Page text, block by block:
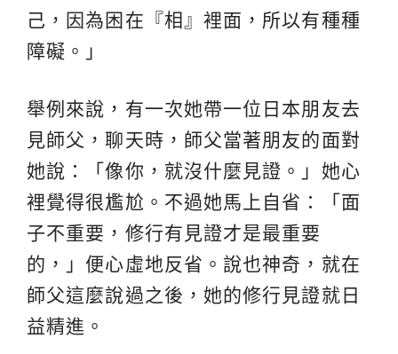
己，因為困在『相』裡面，所以有種種
障礙。」
舉例來說，有一次她帶一位日本朋友去
見師父，聊天時，師父當著朋友的面對
她說：「像你，就沒什麼見證。」她心
裡覺得很尷尬。不過她馬上自省：「面
子不重要，修行有見證才是最重要
的，」便心虛地反省。說也神奇，就在
師父這麼說過之後，她的修行見證就日
益精進。